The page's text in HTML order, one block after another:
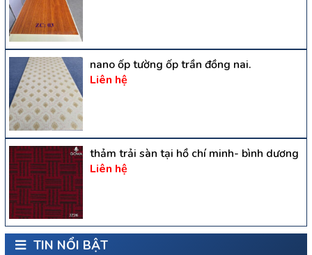
nano ốp tường ốp trần đồng nai.
Liên hệ
thảm trải sàn tại hồ chí minh- bình dương
Liên hệ
TIN NỔI BẬT